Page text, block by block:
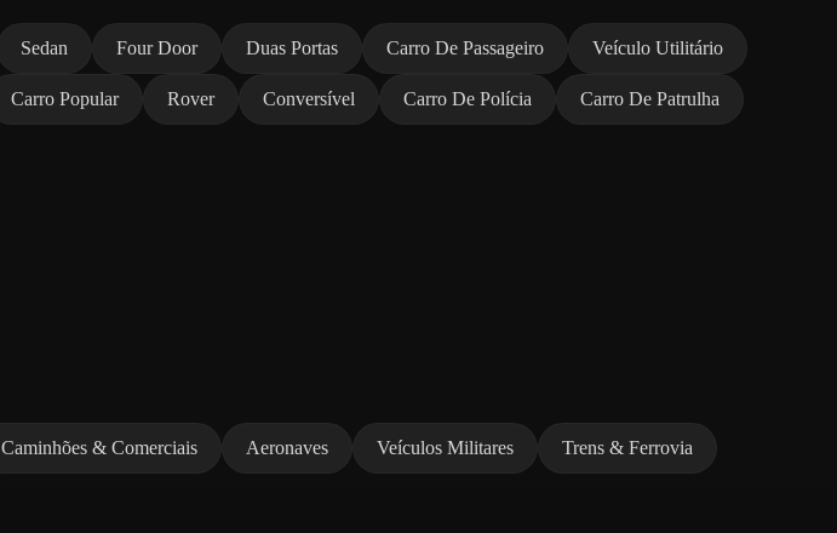
Sedan Four Door Duas Portas Carro De Passageiro Veículo Utilitário
Carro Popular Rover Conversível Carro De Polícia Carro De Patrulha
Caminhões & Comerciais Aeronaves Veículos Militares Trens & Ferrovia